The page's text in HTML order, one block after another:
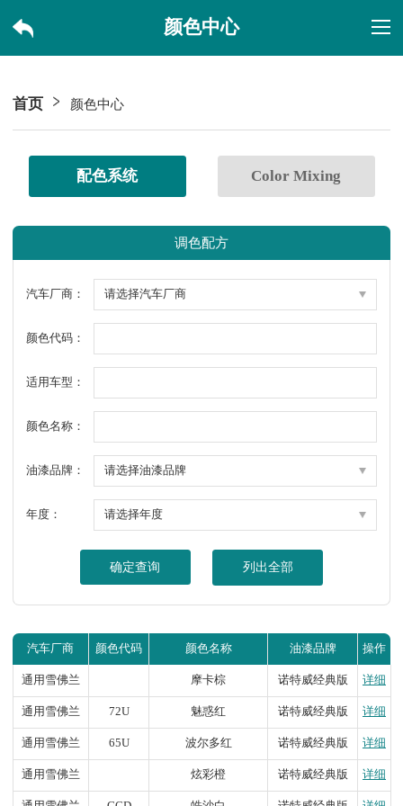
颜色中心
首页 颜色中心
配色系统 Color Mixing
调色配方
汽车厂商：
颜色代码：
适用车型：
颜色名称：
油漆品牌：
年度：
确定查询 列出全部
汽车厂商 颜色代码 颜色名称 油漆品牌 操作
通用雪佛兰 摩卡棕 诺特威经典版 详细
通用雪佛兰 72U 魅惑红 诺特威经典版 详细
通用雪佛兰 65U 波尔多红 诺特威经典版 详细
通用雪佛兰 炫彩橙 诺特威经典版 详细